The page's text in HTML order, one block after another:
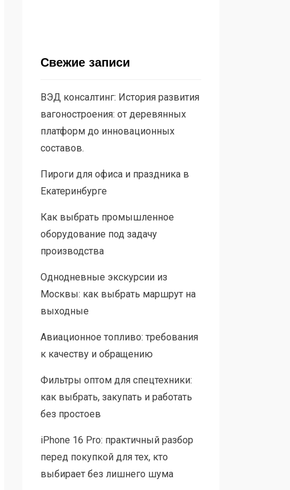
Свежие записи
ВЭД консалтинг: История развития
вагоностроения: от деревянных
платформ до инновационных
составов.
Пироги для офиса и праздника в
Екатеринбурге
Как выбрать промышленное
оборудование под задачу
производства
Однодневные экскурсии из
Москвы: как выбрать маршрут на
выходные
Авиационное топливо: требования
к качеству и обращению
Фильтры оптом для спецтехники:
как выбрать, закупать и работать
без простоев
iPhone 16 Pro: практичный разбор
перед покупкой для тех, кто
выбирает без лишнего шума